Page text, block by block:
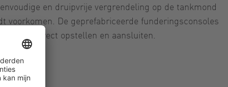
en druipvrije vergrendeling op de tankmond
voorkomen. De geprefabriceerde funderingsconsoles
direct opstellen en aansluiten.